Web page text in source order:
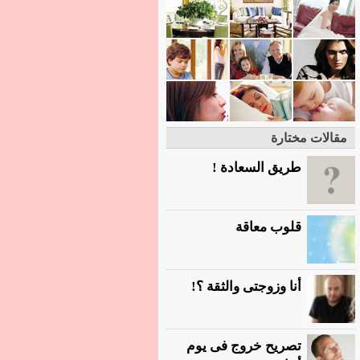
مقالات مختارة
طريق السعادة !
قلوب معاقة
أنا وزوجتى والثقة ؟!
تصريح خروج فى يوم